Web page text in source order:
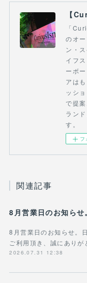
「
のオ
ン・
イフ
ーボ
アは
ッシ
で提
ラン
す。
フ
関連記事
8月営業日のお知らせ。
8月営業日のお知らせ。
ご利用頂き、誠にあり
2026.07.31 12:38